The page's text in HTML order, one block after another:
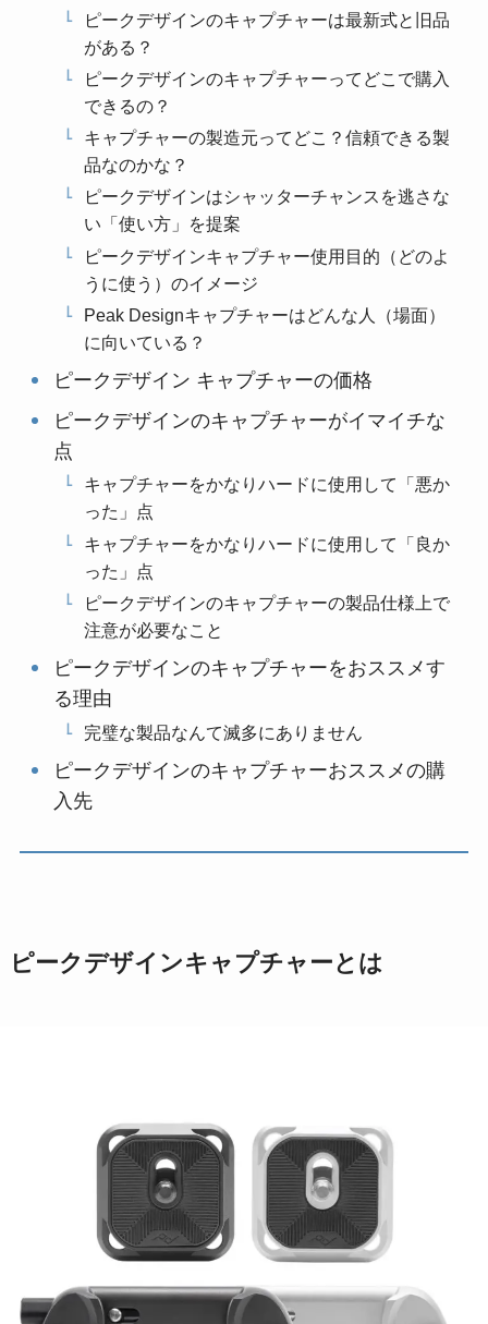
ピークデザインのキャプチャーは最新式と旧品
がある？
ピークデザインのキャプチャーってどこで購入
できるの？
キャプチャーの製造元ってどこ？信頼できる製
品なのかな？
ピークデザインはシャッターチャンスを逃さな
い「使い方」を提案
ピークデザインキャプチャー使用目的（どのよ
うに使う）のイメージ
Peak Designキャプチャーはどんな人（場面）
に向いている？
ピークデザイン キャプチャーの価格
ピークデザインのキャプチャーがイマイチな
点
キャプチャーをかなりハードに使用して「悪か
った」点
キャプチャーをかなりハードに使用して「良か
った」点
ピークデザインのキャプチャーの製品仕様上で
注意が必要なこと
ピークデザインのキャプチャーをおススメす
る理由
完璧な製品なんて滅多にありません
ピークデザインのキャプチャーおススメの購
入先
ピークデザインキャプチャーとは